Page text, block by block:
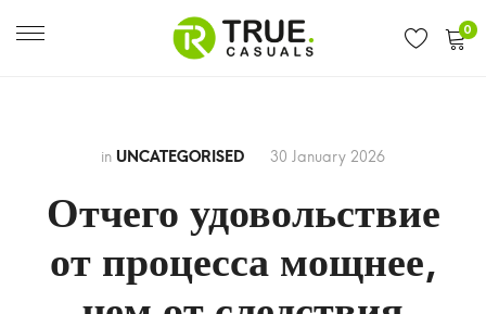
0
in UNCATEGORISED 30 January 2026
Отчего удовольствие
от процесса мощнее,